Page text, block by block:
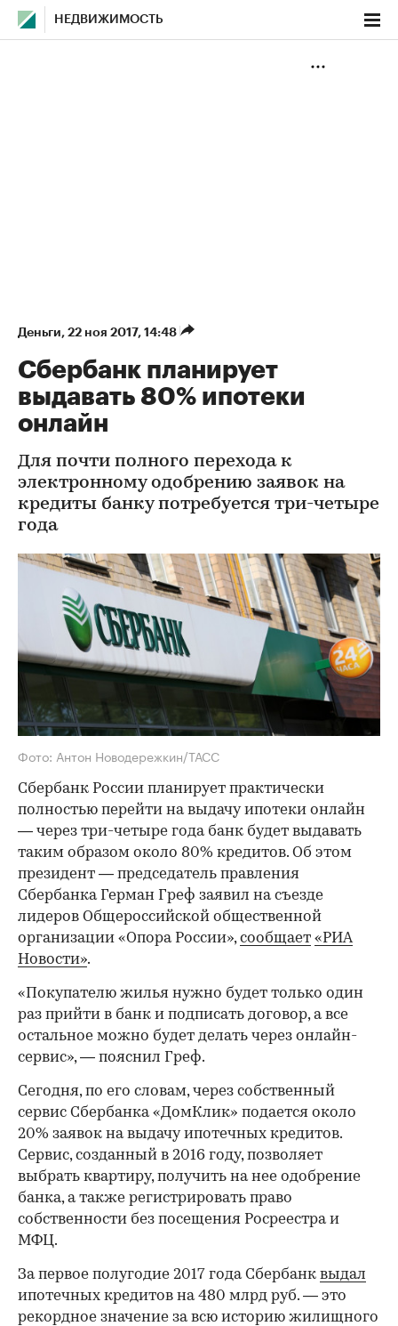
НЕДВИЖИМОСТЬ
Деньги⁠, 22 ноя 2017, 14:48
Сбербанк планирует
выдавать 80% ипотеки
онлайн
Для почти полного перехода к
электронному одобрению заявок на
кредиты банку потребуется три-четыре
года
Фото: Антон Новодережкин/ТАСС
Сбербанк России планирует практически
полностью перейти на выдачу ипотеки онлайн
— через три-четыре года банк будет выдавать
таким образом около 80% кредитов. Об этом
президент — председатель правления
Сбербанка Герман Греф заявил на съезде
лидеров Общероссийской общественной
организации «Опора России»,сообщает «РИА
Новости».
«Покупателю жилья нужно будет только один
раз прийти в банк и подписать договор, а все
остальное можно будет делать через онлайн-
сервис», — пояснил Греф.
Сегодня, по его словам, через собственный
сервис Сбербанка «ДомКлик» подается около
20% заявок на выдачу ипотечных кредитов.
Сервис, созданный в 2016 году, позволяет
выбрать квартиру, получить на нее одобрение
банка, а также регистрировать право
собственности без посещения Росреестра и
МФЦ.
За первое полугодие 2017 года Сбербанк выдал
ипотечных кредитов на 480 млрд руб. — это
рекордное значение за всю историю жилищного